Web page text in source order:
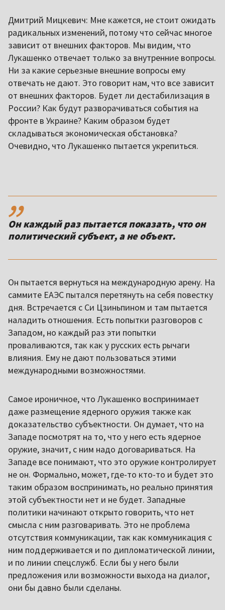
Дмитрий Мицкевич: Мне кажется, не стоит ожидать
радикальных изменений, потому что сейчас многое
зависит от внешних факторов. Мы видим, что
Лукашенко отвечает только за внутренние вопросы.
Ни за какие серьезные внешние вопросы ему
отвечать не дают. Это говорит нам, что все зависит
от внешних факторов. Будет ли дестабилизация в
России? Как будут разворачиваться события на
фронте в Украине? Каким образом будет
складываться экономическая обстановка?
Очевидно, что Лукашенко пытается укрепиться.
,,
Он каждый раз пытается показать, что он
политический субъект, а не объект.
Он пытается вернуться на международную арену. На
саммите ЕАЭС пытался перетянуть на себя повестку
дня. Встречается с Си Цзиньпином и там пытается
наладить отношения. Есть попытки разговоров с
Западом, но каждый раз эти попытки
проваливаются, так как у русских есть рычаги
влияния. Ему не дают пользоваться этими
международными возможностями.
Самое ироничное, что Лукашенко воспринимает
даже размещение ядерного оружия также как
доказательство субъектности. Он думает, что на
Западе посмотрят на то, что у него есть ядерное
оружие, значит, с ним надо договариваться. На
Западе все понимают, что это оружие контролирует
не он. Формально, может, где-то кто-то и будет это
таким образом воспринимать, но реально принятия
этой субъектности нет и не будет. Западные
политики начинают открыто говорить, что нет
смысла с ним разговаривать. Это не проблема
отсутствия коммуникации, так как коммуникация с
ним поддерживается и по дипломатической линии,
и по линии спецслужб. Если бы у него были
предложения или возможности выхода на диалог,
они бы давно были сделаны.